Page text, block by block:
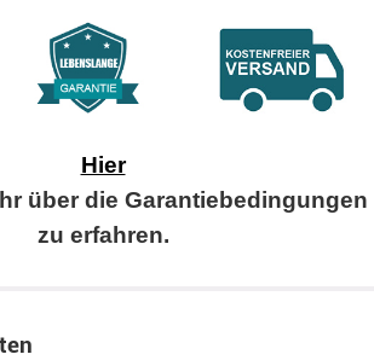
Hier
über die Garantiebedingungen
zu erfahren.